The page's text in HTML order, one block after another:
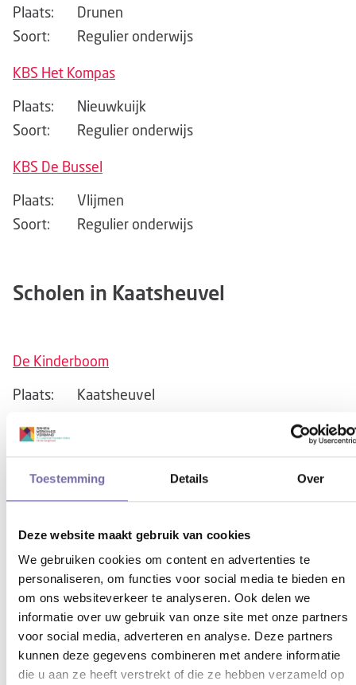
Toestemming Details Over
Deze website maakt gebruik van cookies
We gebruiken cookies om content en advertenties te
personaliseren, om functies voor social media te bieden en
om ons websiteverkeer te analyseren. Ook delen we
informatie over uw gebruik van onze site met onze partners
voor social media, adverteren en analyse. Deze partners
kunnen deze gegevens combineren met andere informatie
die u aan ze heeft verstrekt of die ze hebben verzameld op
Plaats:
Drunen
Soort:
Regulier onderwijs
KBS Het Kompas
Plaats:
Nieuwkuijk
Soort:
Regulier onderwijs
KBS De Bussel
Plaats:
Vlijmen
Soort:
Regulier onderwijs
Scholen in Kaatsheuvel
De Kinderboom
Plaats:
Kaatsheuvel
De Berk
Plaats:
Kaatsheuvel
Plaats:
Kaatsheuvel
Soort:
Regulier onderwijs
De Touwladder/De Start
Plaats:
Kaatsheuvel